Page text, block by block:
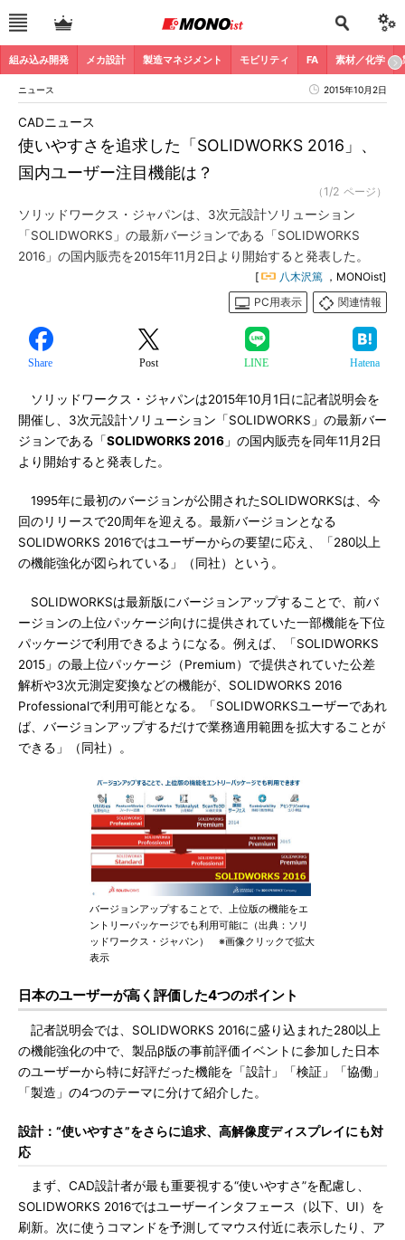
組み込み開発 メカ設計 製造マネジメント モビリティ FA 素材／化学
ニュース 2015年10月2日
使いやすさを追求した「SOLIDWORKS 2016」、
国内ユーザー注目機能は？
CADニュース
（1/2 ページ）
ソリッドワークス・ジャパンは、3次元設計ソリューション
「SOLIDWORKS」の最新バージョンである「SOLIDWORKS
2016」の国内販売を2015年11月2日より開始すると発表した。
[ 八木沢篤 ，MONOist]
PC用表示
関連情報
Share Post LINE Hatena
ソリッドワークス・ジャパンは2015年10月1日に記者説明会を
開催し、3次元設計ソリューション「SOLIDWORKS」の最新バー
ジョンである「SOLIDWORKS 2016 」の国内販売を同年11月2日
より開始すると発表した。
1995年に最初のバージョンが公開されたSOLIDWORKSは、今
回のリリースで20周年を迎える。最新バージョンとなる
SOLIDWORKS 2016ではユーザーからの要望に応え、「280以上
の機能強化が図られている」（同社）という。
SOLIDWORKSは最新版にバージョンアップすることで、前バ
ージョンの上位パッケージ向けに提供されていた一部機能を下位
パッケージで利用できるようになる。例えば、「SOLIDWORKS
2015」の最上位パッケージ（Premium）で提供されていた公差
解析や3次元測定変換などの機能が、SOLIDWORKS 2016
Professionalで利用可能となる。「SOLIDWORKSユーザーであれ
ば、バージョンアップするだけで業務適用範囲を拡大することが
できる」（同社）。
バージョンアップすることで、上位版の機能をエ
ントリーパッケージでも利用可能に（出典：ソリ
ッドワークス・ジャパン） ※画像クリックで拡大
表示
日本のユーザーが高く評価した4つのポイント
記者説明会では、SOLIDWORKS 2016に盛り込まれた280以上
の機能強化の中で、製品β版の事前評価イベントに参加した日本
のユーザーから特に好評だった機能を「設計」「検証」「協働」
「製造」の4つのテーマに分けて紹介した。
設計：“使いやすさ”をさらに追求、高解像度ディスプレイにも対
応
まず、CAD設計者が最も重要視する“使いやすさ”を配慮し、
SOLIDWORKS 2016ではユーザーインタフェース（以下、UI）を
刷新。次に使うコマンドを予測してマウス付近に表示したり、ア